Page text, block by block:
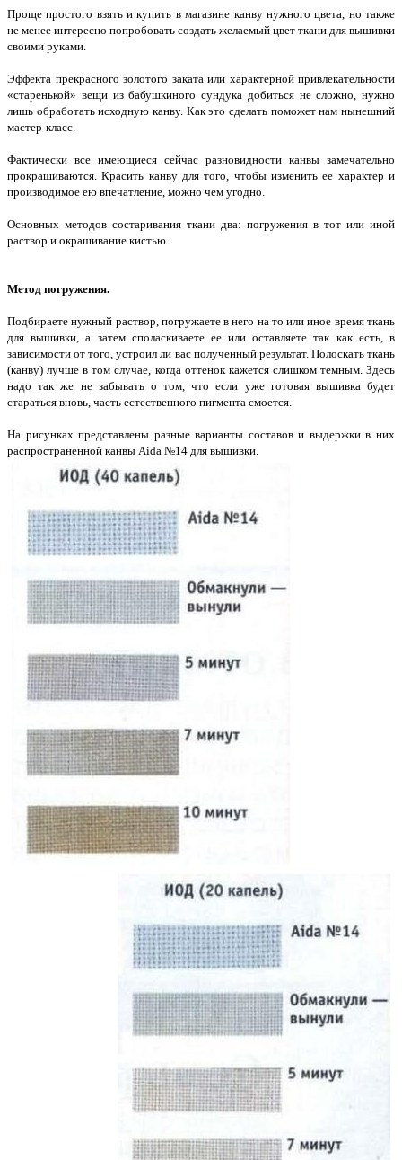
Проще простого взять и купить в магазине канву нужного цвета, но также
не менее интересно попробовать создать желаемый цвет ткани для вышивки
своими руками.
Эффекта прекрасного золотого заката или характерной привлекательности
«старенькой» вещи из бабушкиного сундука добиться не сложно, нужно
лишь обработать исходную канву. Как это сделать поможет нам нынешний
мастер-класс.
Фактически все имеющиеся сейчас разновидности канвы замечательно
прокрашиваются. Красить канву для того, чтобы изменить ее характер и
производимое ею впечатление, можно чем угодно.
Основных методов состаривания ткани два: погружения в тот или иной
раствор и окрашивание кистью.
Метод погружения.
Подбираете нужный раствор, погружаете в него на то или иное время ткань
для вышивки, а затем споласкиваете ее или оставляете так как есть, в
зависимости от того, устроил ли вас полученный результат. Полоскать ткань
(канву) лучше в том случае, когда оттенок кажется слишком темным. Здесь
надо так же не забывать о том, что если уже готовая вышивка будет
стараться вновь, часть естественного пигмента смоется.
На рисунках представлены разные варианты составов и выдержки в них
распространенной канвы Aida №14 для вышивки.